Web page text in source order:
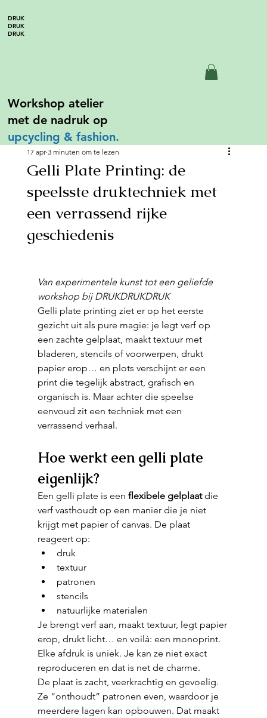
DRUK
DRUK
DRUK
Workshop atelier
met de nadruk op
upcycling & fashion.
Gelli Plate Printing: de
speelsste druktechniek met
een verrassend rijke
geschiedenis
17 apr 3 minuten om te lezen
Van experimentele kunst tot een geliefde
workshop bij DRUKDRUKDRUK
Gelli plate printing ziet er op het eerste
gezicht uit als pure magie: je legt verf op
een zachte gelplaat, maakt textuur met
bladeren, stencils of voorwerpen, drukt
papier erop… en plots verschijnt er een
print die tegelijk abstract, grafisch en
organisch is. Maar achter die speelse
eenvoud zit een techniek met een
verrassend verhaal.
Hoe werkt een gelli plate
eigenlijk?
Een gelli plate is een flexibele gelplaat die
verf vasthoudt op een manier die je niet
krijgt met papier of canvas. De plaat
reageert op:
druk
textuur
patronen
stencils
natuurlijke materialen
Je brengt verf aan, maakt textuur, legt papier
erop, drukt licht… en voilà: een monoprint.
Elke afdruk is uniek. Je kan ze niet exact
reproduceren en dat is net de charme.
De plaat is zacht, veerkrachtig en gevoelig.
Ze “onthoudt” patronen even, waardoor je
meerdere lagen kan opbouwen. Dat maakt